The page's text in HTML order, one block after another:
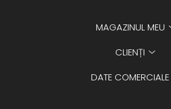
MAGAZINUL MEU
CLIENȚI
DATE COMERCIALE